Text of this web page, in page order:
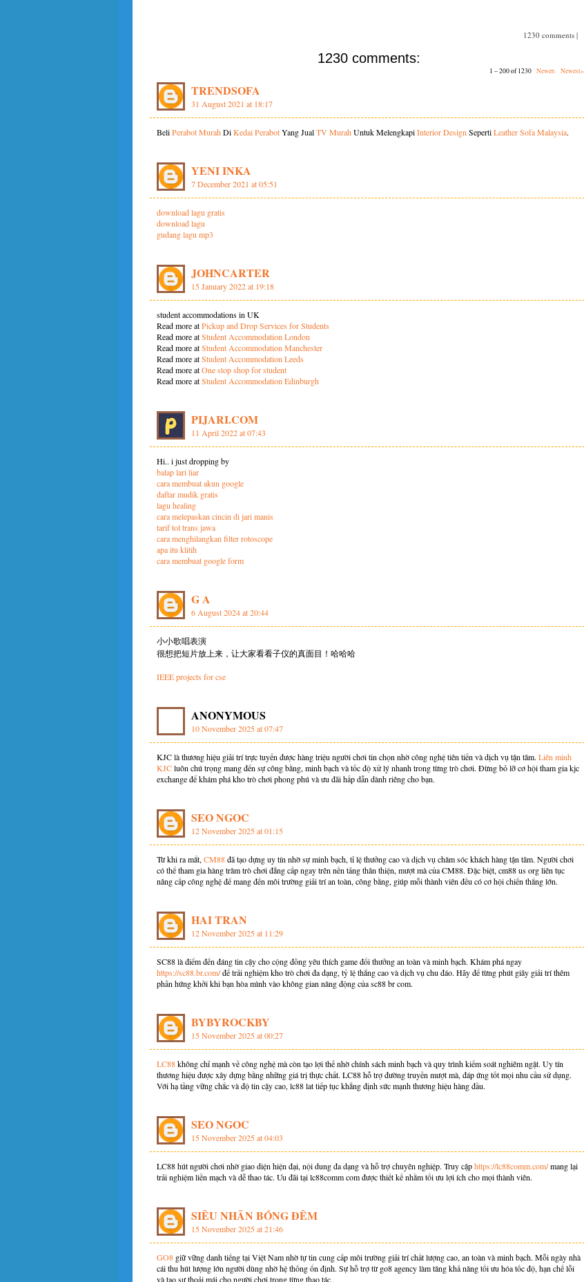
1230 comments |
1230 comments:
1 – 200 of 1230 Newer› Newest»
TRENDSOFA
31 August 2021 at 18:17
BeliPerabot Murah DiKedai PerabotYang JualTV Murah Untuk MelengkapiInterior Design SepertiLeather Sofa Malaysia.
YENI INKA
7 December 2021 at 05:51
download lagu gratis
download lagu
gudang lagu mp3
JOHNCARTER
15 January 2022 at 19:18
student accommodations in UK
Read more atPickup and Drop Services for Students
Read more atStudent Accommodation London
Read more atStudent Accommodation Manchester
Read more atStudent Accommodation Leeds
Read more atOne stop shop for student
Read more atStudent Accommodation Edinburgh
PIJARI.COM
11 April 2022 at 07:43
Hi.. i just dropping by
balap lari liar
cara membuat akun google
daftar mudik gratis
lagu healing
cara melepaskan cincin di jari manis
tarif tol trans jawa
cara menghilangkan filter rotoscope
apa itu klitih
cara membuat google form
G A
6 August 2024 at 20:44
小小歌唱表演
很想把短片放上来，让大家看看子仪的真面目！哈哈哈
IEEE projects for cse
ANONYMOUS
10 November 2025 at 07:47
KJC là thương hiệu giải trí trực tuyến được hàng triệu người chơi tin chọn nhờ công nghệ tiên tiến và dịch vụ tận tâm. Liên minh
KJCluôn chú trọng mang đến sự công bằng, minh bạch và tốc độ xử lý nhanh trong từng trò chơi. Đừng bỏ lỡ cơ hội tham gia kjc
exchange để khám phá kho trò chơi phong phú và ưu đãi hấp dẫn dành riêng cho bạn.
SEO NGOC
12 November 2025 at 01:15
Từ khi ra mắt, CM88đã tạo dựng uy tín nhờ sự minh bạch, tỉ lệ thưởng cao và dịch vụ chăm sóc khách hàng tận tâm. Người chơi
có thể tham gia hàng trăm trò chơi đẳng cấp ngay trên nền tảng thân thiện, mượt mà của CM88. Đặc biệt, cm88 us org liên tục
nâng cấp công nghệ để mang đến môi trường giải trí an toàn, công bằng, giúp mỗi thành viên đều có cơ hội chiến thắng lớn.
HAI TRAN
12 November 2025 at 11:29
SC88 là điểm đến đáng tin cậy cho cộng đồng yêu thích game đổi thưởng an toàn và minh bạch. Khám phá ngay
https://sc88.br.com/để trải nghiệm kho trò chơi đa dạng, tỷ lệ thắng cao và dịch vụ chu đáo. Hãy để từng phút giây giải trí thêm
phần hứng khởi khi bạn hòa mình vào không gian năng động của sc88 br com.
BYBYROCKBY
15 November 2025 at 00:27
LC88không chỉ mạnh về công nghệ mà còn tạo lợi thế nhờ chính sách minh bạch và quy trình kiểm soát nghiêm ngặt. Uy tín
thương hiệu được xây dựng bằng những giá trị thực chất. LC88 hỗ trợ đường truyền mượt mà, đáp ứng tốt mọi nhu cầu sử dụng.
Với hạ tầng vững chắc và độ tin cậy cao, lc88 lat tiếp tục khẳng định sức mạnh thương hiệu hàng đầu.
SEO NGOC
15 November 2025 at 04:03
LC88 hút người chơi nhờ giao diện hiện đại, nội dung đa dạng và hỗ trợ chuyên nghiệp. Truy cậphttps://lc88comm.com/mang lại
trải nghiệm liền mạch và dễ thao tác. Ưu đãi tại lc88comm com được thiết kế nhằm tối ưu lợi ích cho mọi thành viên.
SIÊU NHÂN BÓNG ĐÊM
15 November 2025 at 21:46
GO8 giữ vững danh tiếng tại Việt Nam nhờ tự tin cung cấp môi trường giải trí chất lượng cao, an toàn và minh bạch. Mỗi ngày nhà
cái thu hút lượng lớn người dùng nhờ hệ thống ổn định. Sự hỗ trợ từ go8 agency làm tăng khả năng tối ưu hóa tốc độ, hạn chế lỗi
và tạo sự thoải mái cho người chơi trong từng thao tác.